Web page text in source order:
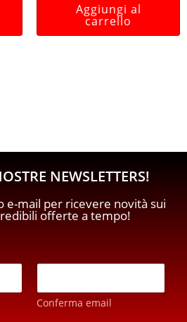
Aggiungi al
carrello
NEWSLETTERS!
e-mail per ricevere novità sui
offerte a tempo!
Conferma email